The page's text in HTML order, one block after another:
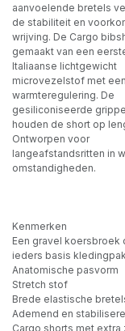
aanvoelende bretels
de stabiliteit en
wrijving. De Cargo
gemaakt van een
Italiaanse lichtgewicht
microvezelstof met
warmteregulering. De
gesiliconiseerde
houden de short op
Ontworpen voor
langeafstandsritten in
omstandigheden.
Kenmerken
Een gravel koersbroek
ieders basis
Anatomische pasvorm
Stretch stof
Brede elastische
Ademend en
Cargo shorts met extra